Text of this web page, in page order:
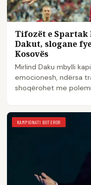
Tifozët e
Dakut, slogane
Kosovës
Mirlind Daku mbylli
emocionesh, ndërsa
shoqërohet me
KAMPIONATI BOTEROR